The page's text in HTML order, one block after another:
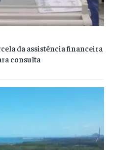
da assistência financeira
consulta